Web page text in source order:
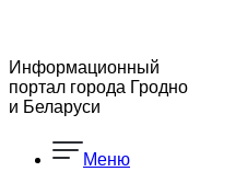
Информационный
портал города Гродно
и Беларуси
Меню